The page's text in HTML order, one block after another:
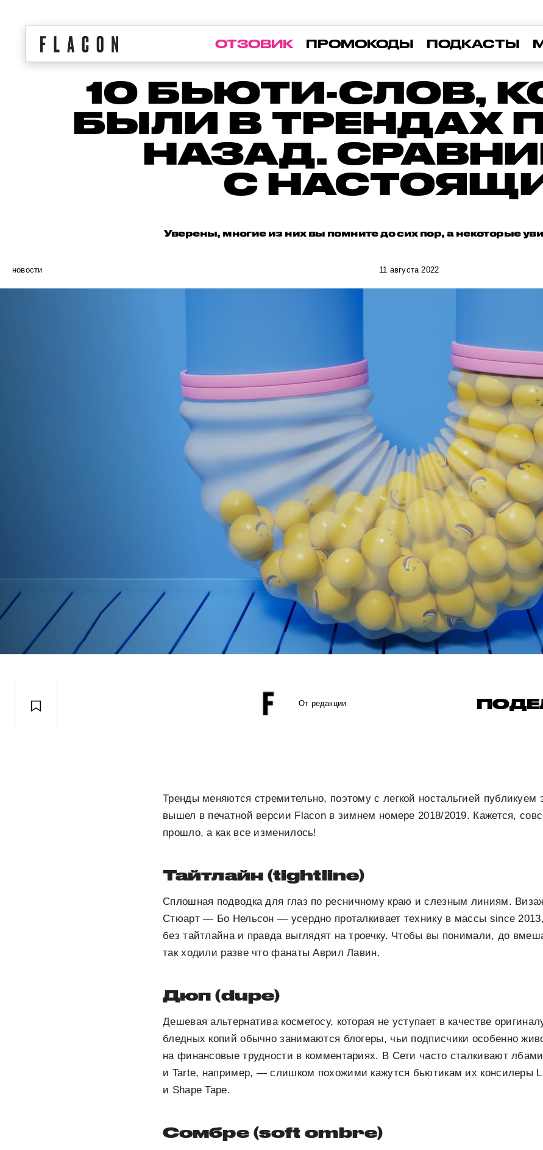
ОТЗОВИК ПРОМОКОДЫ ПОДКАСТЫ
10 БЬЮТИ-СЛОВ,
БЫЛИ В ТРЕНДАХ
НАЗАД.
С
Уверены, многие из них вы помните до сих пор, а некоторые
новости 11 августа 2022
От редакции
Тренды меняются стремительно, поэтому с легкой ностальгией публикуем
вышел в печатной версии Flacon в зимнем номере 2018/2019. Кажется,
прошло, а как все изменилось!
Тайтлайн (tightline)
Сплошная подводка для глаз по ресничному краю и слезным линиям.
Стюарт — Бо Нельсон — усердно проталкивает технику в массы since
без тайтлайна и правда выглядят на троечку. Чтобы вы понимали, до
так ходили разве что фанаты Аврил Лавин.
Дюп (dupe)
Дешевая альтернатива косметосу, которая не уступает в качестве
бледных копий обычно занимаются блогеры, чьи подписчики особенно
на финансовые трудности в комментариях. В Сети часто сталкивают
и Tarte, например, — слишком похожими кажутся бьютикам их консилеры
и Shape Tape.
Сомбре (soft ombre)